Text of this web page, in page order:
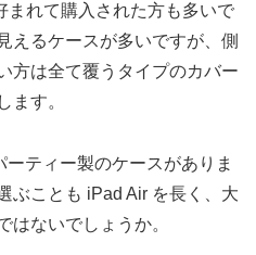
まれて購入された方も多いで
えるケースが多いですが、側
方は全て覆うタイプのカバー
ます。
ティー製のケースがありま
ぶことも iPad Air を長く、大
はないでしょうか。